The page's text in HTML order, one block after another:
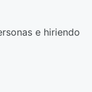
e hiriendo